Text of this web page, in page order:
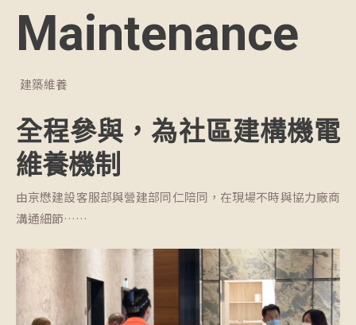
Maintenance
建築維養
全程參與，為社區建構機電
維養機制
由京懋建設客服部與營建部同仁陪同，在現場不時與協力廠商
溝通細節……